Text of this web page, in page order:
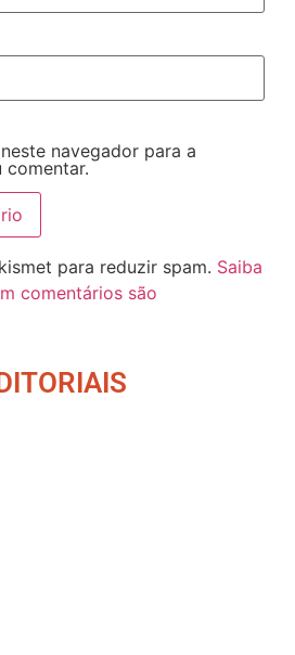
navegador para a
comentar.
para reduzir spam. Saiba
comentários são